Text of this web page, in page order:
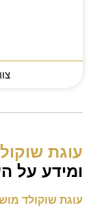
עוגת
ומידע על
עוגת שוקולד